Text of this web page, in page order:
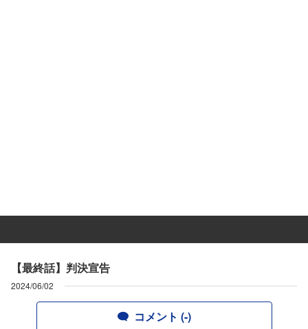
【最終話】判決宣告
2024/06/02
コメント (-)